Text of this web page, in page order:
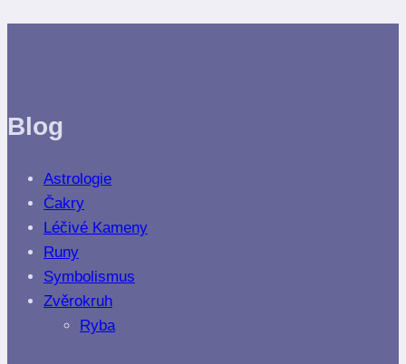
Blog
Astrologie
Čakry
Léčivé Kameny
Runy
Symbolismus
Zvěrokruh
Ryba